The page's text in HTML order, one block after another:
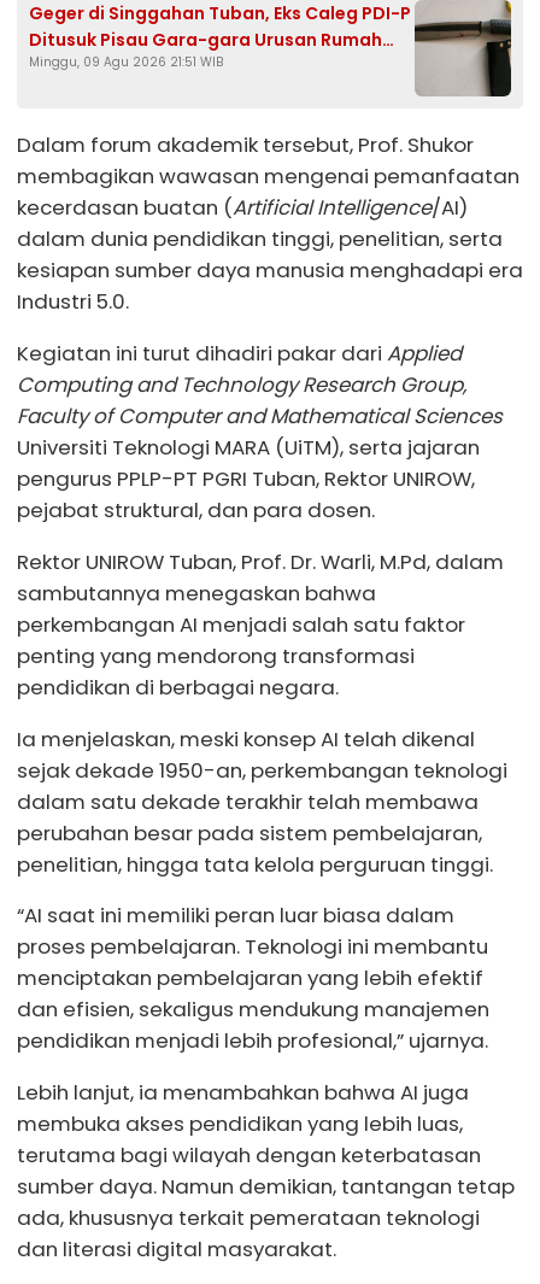
Geger di Singgahan Tuban, Eks Caleg PDI-P
Ditusuk Pisau Gara-gara Urusan Rumah
Tangga
Minggu, 09 Agu 2026 21:51 WIB
Dalam forum akademik tersebut, Prof. Shukor
membagikan wawasan mengenai pemanfaatan
kecerdasan buatan (Artificial Intelligence/AI)
dalam dunia pendidikan tinggi, penelitian, serta
kesiapan sumber daya manusia menghadapi era
Industri 5.0.
Kegiatan ini turut dihadiri pakar dari Applied
Computing and Technology Research Group,
Faculty of Computer and Mathematical Sciences
Universiti Teknologi MARA (UiTM), serta jajaran
pengurus PPLP-PT PGRI Tuban, Rektor UNIROW,
pejabat struktural, dan para dosen.
Rektor UNIROW Tuban, Prof. Dr. Warli, M.Pd, dalam
sambutannya menegaskan bahwa
perkembangan AI menjadi salah satu faktor
penting yang mendorong transformasi
pendidikan di berbagai negara.
Ia menjelaskan, meski konsep AI telah dikenal
sejak dekade 1950-an, perkembangan teknologi
dalam satu dekade terakhir telah membawa
perubahan besar pada sistem pembelajaran,
penelitian, hingga tata kelola perguruan tinggi.
“AI saat ini memiliki peran luar biasa dalam
proses pembelajaran. Teknologi ini membantu
menciptakan pembelajaran yang lebih efektif
dan efisien, sekaligus mendukung manajemen
pendidikan menjadi lebih profesional,” ujarnya.
Lebih lanjut, ia menambahkan bahwa AI juga
membuka akses pendidikan yang lebih luas,
terutama bagi wilayah dengan keterbatasan
sumber daya. Namun demikian, tantangan tetap
ada, khususnya terkait pemerataan teknologi
dan literasi digital masyarakat.